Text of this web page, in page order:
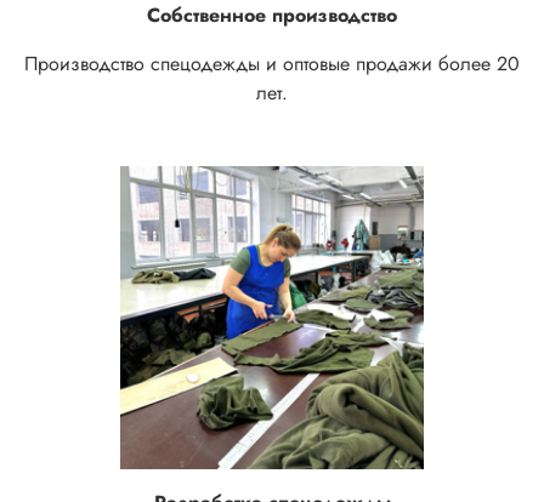
Собственное производство
Производство спецодежды и оптовые продажи более 20
лет.